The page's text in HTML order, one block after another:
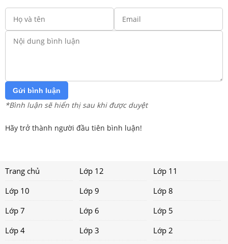
Gửi bình luận
*Bình luận sẽ hiển thị sau khi được duyệt
Hãy trở thành người đầu tiên bình luận!
Trang chủ Lớp 12
Lớp 11
Lớp 10
Lớp 9
Lớp 8
Lớp 7
Lớp 6
Lớp 5
Lớp 4
Lớp 3 Lớp 2